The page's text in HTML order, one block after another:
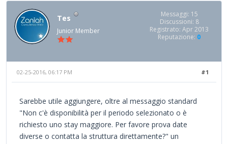
Tes
Junior Member
Messaggi: 15
Discussioni: 8
Registrato: Apr 2013
Reputazione: 0
#1
02-25-2016, 06:17 PM
Sarebbe utile aggiungere, oltre al messaggio standard
"Non c'è disponibilità per il periodo selezionato o è
richiesto uno stay maggiore. Per favore prova date
diverse o contatta la struttura direttamente?" un